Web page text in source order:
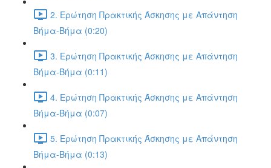
2. Ερώτηση Πρακτικής Άσκησης με Απάντηση
Βήμα-Βήμα (0:20)
3. Ερώτηση Πρακτικής Άσκησης με Απάντηση
Βήμα-Βήμα (0:11)
4. Ερώτηση Πρακτικής Άσκησης με Απάντηση
Βήμα-Βήμα (0:07)
5. Ερώτηση Πρακτικής Άσκησης με Απάντηση
Βήμα-Βήμα (0:13)